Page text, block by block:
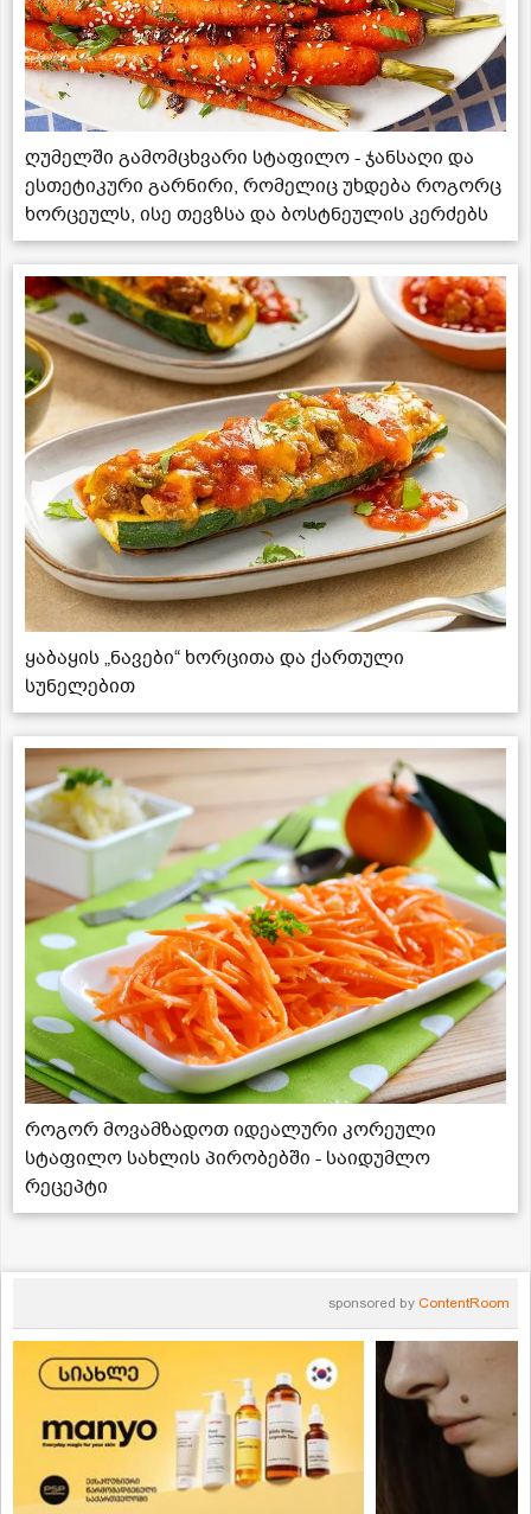
ღუმელში გამომცხვარი სტაფილო - ჯანსაღი და
ესთეტიკური გარნირი, რომელიც უხდება როგორც
ხორცეულს, ისე თევზსა და ბოსტნეულის კერძებს
ყაბაყის „ნავები“ ხორცითა და ქართული
სუნელებით
როგორ მოვამზადოთ იდეალური კორეული
სტაფილო სახლის პირობებში - საიდუმლო
რეცეპტი
sponsored by ContentRoom